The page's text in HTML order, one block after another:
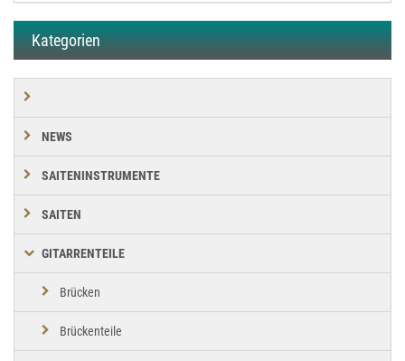
Kategorien
NEWS
SAITENINSTRUMENTE
SAITEN
GITARRENTEILE
Brücken
Brückenteile